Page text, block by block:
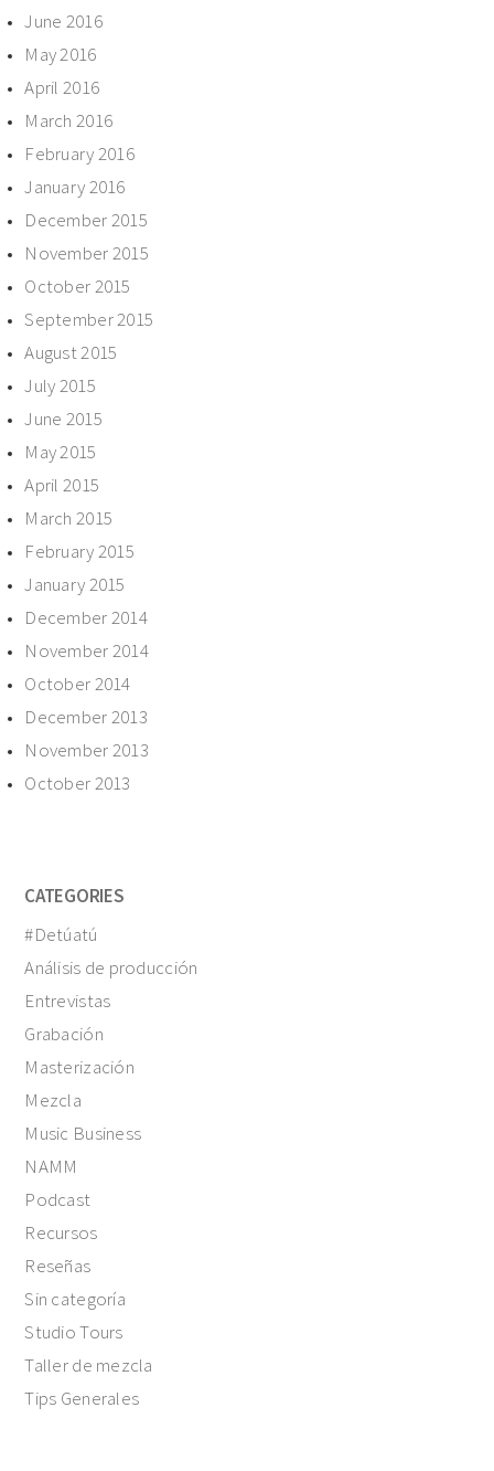
June 2016
May 2016
April 2016
March 2016
February 2016
January 2016
December 2015
November 2015
October 2015
September 2015
August 2015
July 2015
June 2015
May 2015
April 2015
March 2015
February 2015
January 2015
December 2014
November 2014
October 2014
December 2013
November 2013
October 2013
CATEGORIES
#Detúatú
Análisis de producción
Entrevistas
Grabación
Masterización
Mezcla
Music Business
NAMM
Podcast
Recursos
Reseñas
Sin categoría
Studio Tours
Taller de mezcla
Tips Generales